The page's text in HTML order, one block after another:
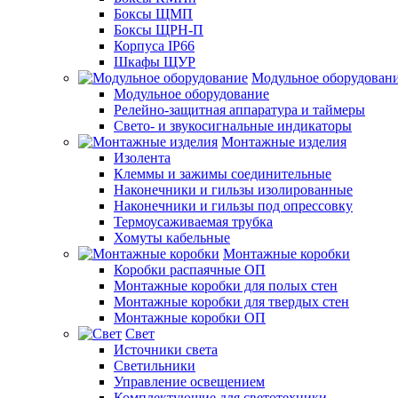
Боксы ЩМП
Боксы ЩРН-П
Корпуса IP66
Шкафы ЩУР
Модульное
Модульное оборудование
Релейно-защитная аппаратура и таймеры
Свето- и звукосигнальные индикаторы
Монтажные изделия
Изолента
Клеммы и зажимы соединительные
Наконечники и гильзы изолированные
Наконечники и гильзы под опрессовку
Термоусаживаемая трубка
Хомуты кабельные
Монтажные коробки
Коробки распаячные ОП
Монтажные коробки для полых стен
Монтажные коробки для твердых стен
Монтажные коробки ОП
Свет
Источники света
Светильники
Управление освещением